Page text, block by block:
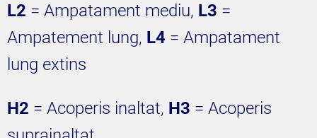
L2 = Ampatament mediu, L3 =
Ampatement lung, L4 = Ampatament
lung extins
H2 = Acoperis inaltat, H3 = Acoperis